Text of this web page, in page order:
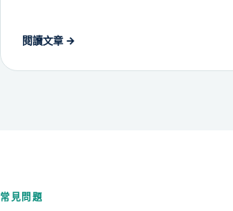
閱讀文章 →
常見問題